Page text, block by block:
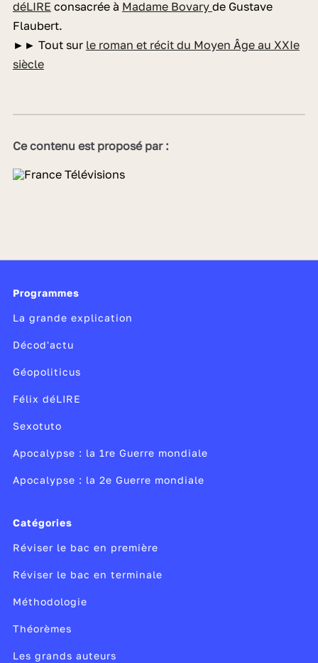
déLIRE consacrée à Madame Bovary de Gustave
Flaubert.
►► Tout sur le roman et récit du Moyen Âge au XXIe
siècle
Ce contenu est proposé par :
Programmes
La grande explication
Décod'actu
Géopoliticus
Félix déLIRE
Sexotuto
Apocalypse : la 1re Guerre mondiale
Apocalypse : la 2e Guerre mondiale
Catégories
Réviser le bac en première
Réviser le bac en terminale
Méthodologie
Théorèmes
Les grands auteurs